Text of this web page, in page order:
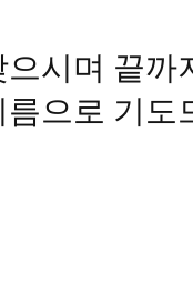
으시며 끝까
름으로 기도